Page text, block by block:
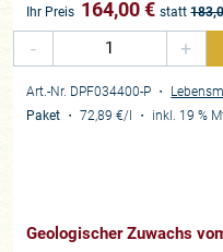
Ihr Preis 164,00€ statt
- +
Art.-Nr. DPF034400-P ・
Paket ・72,89 €/l ・ inkl. 19 %
Geologischer Zuwachs